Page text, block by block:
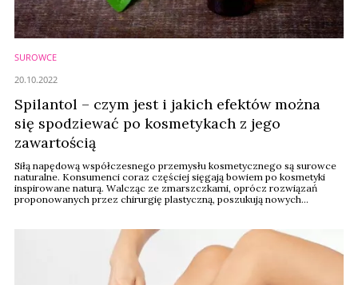
SUROWCE
Spilantol – czym jest i jakich efektów można
się spodziewać po kosmetykach z jego
zawartością
Siłą napędową współczesnego przemysłu kosmetycznego są surowce
naturalne. Konsumenci coraz częściej sięgają bowiem po kosmetyki
inspirowane naturą. Walcząc ze zmarszczkami, oprócz rozwiązań
proponowanych przez chirurgię plastyczną, poszukują nowych
botoksem, o którym Wiadomościom ...
20.10.2022